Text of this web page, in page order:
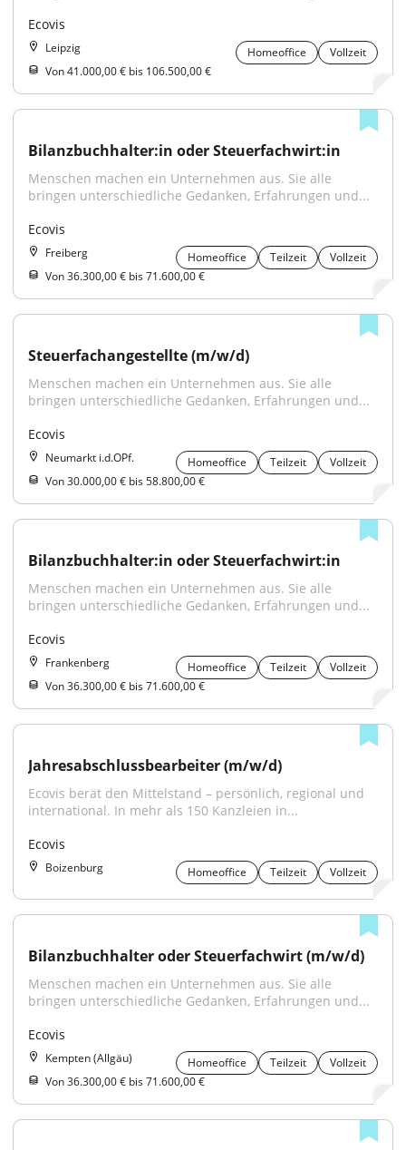
Ecovis
Leipzig Homeoffice
Vollzeit
Von 41.000,00 € bis 106.500,00 €
Bilanzbuchhalter:in oder Steuerfachwirt:in
Menschen machen ein Unternehmen aus. Sie alle
bringen unterschiedliche Gedanken, Erfahrungen und...
Ecovis
Freiberg Homeoffice Teilzeit
Vollzeit
Von 36.300,00 € bis 71.600,00 €
Steuerfachangestellte (m/w/d)
Menschen machen ein Unternehmen aus. Sie alle
bringen unterschiedliche Gedanken, Erfahrungen und...
Ecovis
Neumarkt i.d.OPf. Homeoffice Teilzeit
Vollzeit
Von 30.000,00 € bis 58.800,00 €
Bilanzbuchhalter:in oder Steuerfachwirt:in
Menschen machen ein Unternehmen aus. Sie alle
bringen unterschiedliche Gedanken, Erfahrungen und...
Ecovis
Frankenberg Homeoffice Teilzeit
Vollzeit
Von 36.300,00 € bis 71.600,00 €
Jahresabschlussbearbeiter (m/w/d)
Ecovis berät den Mittelstand – persönlich, regional und
international. In mehr als 150 Kanzleien in...
Ecovis
Boizenburg Homeoffice Teilzeit Vollzeit
Bilanzbuchhalter oder Steuerfachwirt (m/w/d)
Menschen machen ein Unternehmen aus. Sie alle
bringen unterschiedliche Gedanken, Erfahrungen und...
Ecovis
Kempten (Allgäu) Homeoffice Teilzeit
Vollzeit
Von 36.300,00 € bis 71.600,00 €